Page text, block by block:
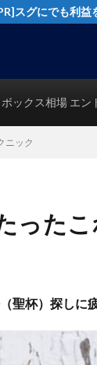
スグにでも利益
ボックス相場 エン
ニック
った
聖杯）探しに